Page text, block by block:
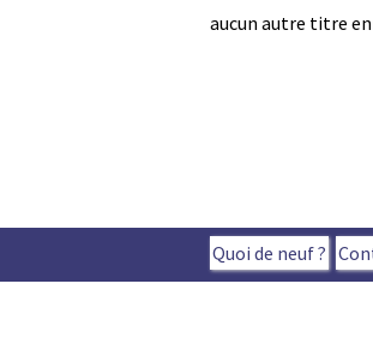
aucun autre titre
Quoi de neuf ?